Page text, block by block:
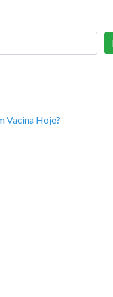
Vacina Hoje?